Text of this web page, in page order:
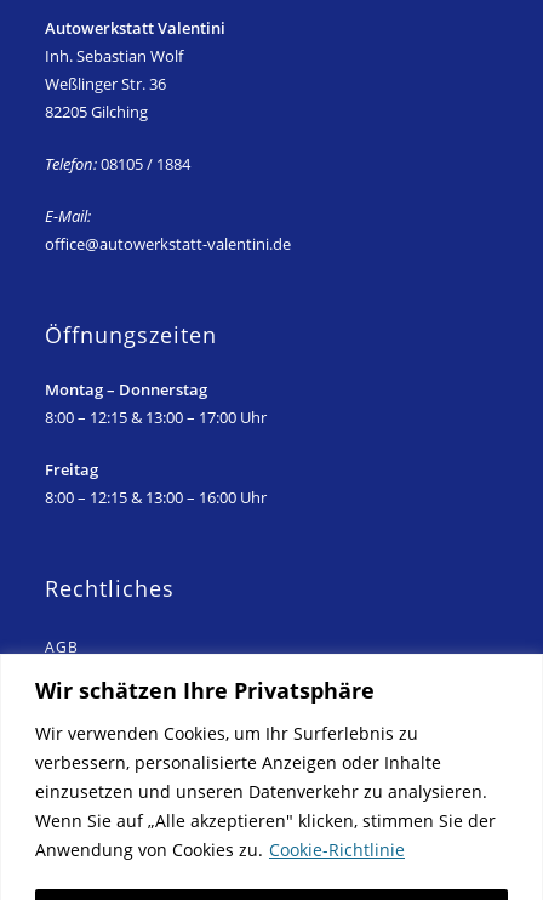
Wir schätzen Ihre Privatsphäre
Wir verwenden Cookies, um Ihr Surferlebnis zu
verbessern, personalisierte Anzeigen oder Inhalte
einzusetzen und unseren Datenverkehr zu analysieren.
Wenn Sie auf „Alle akzeptieren" klicken, stimmen Sie der
Anwendung von Cookies zu. Cookie-Richtlinie
Autowerkstatt Valentini
Inh. Sebastian Wolf
Weßlinger Str. 36
82205 Gilching
Telefon:08105 / 1884
E-Mail:
office@autowerkstatt-valentini.de
Öffnungszeiten
Montag – Donnerstag
8:00 – 12:15 & 13:00 – 17:00 Uhr
Freitag
8:00 – 12:15 & 13:00 – 16:00 Uhr
Rechtliches
AGB
Teile-Einkaufsbedingungen
(B2B-Geschäfte)
Teile-Verkaufsbedingungen
Neuwagenverkaufsbedingungen
Gebrauchtwagenverkaufsbedingungen
Kfz-Reparaturbedingungen